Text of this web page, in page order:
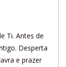
Ti. Antes de
Desperta
e prazer